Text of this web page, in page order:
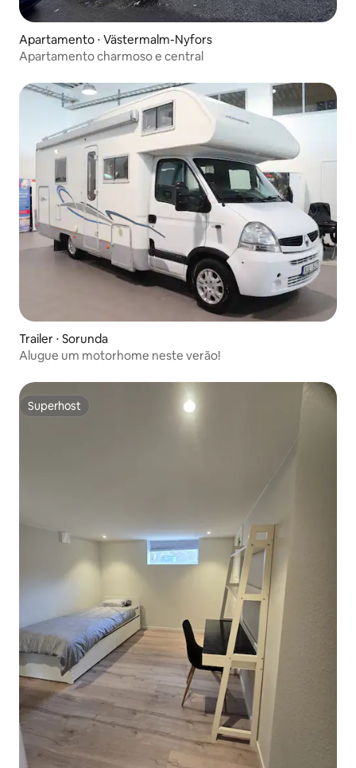
Apartamento ⋅ Västermalm-Nyfors
Apartamento charmoso e central
Trailer ⋅ Sorunda
Alugue um motorhome neste verão!
Superhost
Superhost